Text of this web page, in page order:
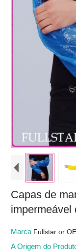
Capas de
impermeável
Marca Fullstar or
A Origem do